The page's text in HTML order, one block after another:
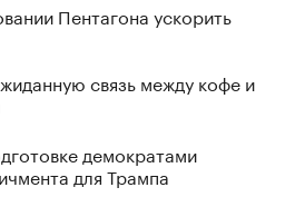
Пентагона ускорить
связь между кофе и
демократами
для Трампа